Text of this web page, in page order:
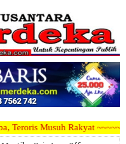
Kami Menerima